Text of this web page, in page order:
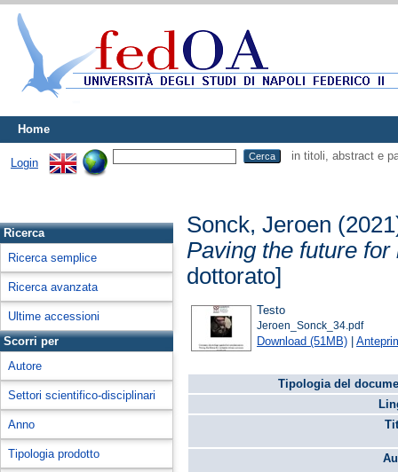
Home
Login
in titoli, abstract e
Ricerca
Ricerca semplice
Ricerca avanzata
Ultime accessioni
Scorri per
Autore
Settori scientifico-disciplinari
Anno
Tipologia prodotto
Sonck, Jeroen
Paving the future
dottorato]
Testo
Jeroen_Sonck_34.pdf
Download (51MB) |
Tipologia del